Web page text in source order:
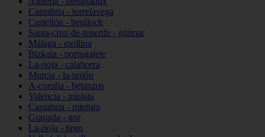
Cantabria - torrelavega
Castellón - benlloch
Santa-cruz-de-tenerife - güímar
Málaga - mollina
Bizkaia - portugalete
La-rioja - calahorra
Murcia - la-unión
A-coruña - betanzos
Valencia - mislata
Cantabria - miengo
Granada - gor
La-rioja - tirgo